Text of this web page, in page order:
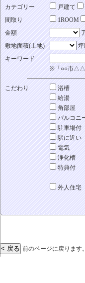
カテゴリー
戸建て
間取り
1ROOM
金額
敷地面積(土地)
坪
キーワード
※「○○市△△
こだわり 浴槽
給湯
角部屋
バルコニ
駐車場付
駅に近い
電気
浄化槽
特典付
外人住宅
前のページに戻ります。